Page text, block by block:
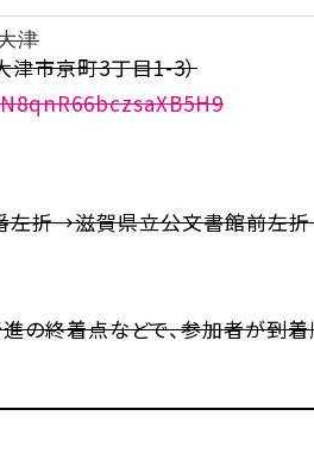
津
津市京町3丁目1-3）
左折→滋賀県立公文書館前左
の終着点などで、参加者が到着